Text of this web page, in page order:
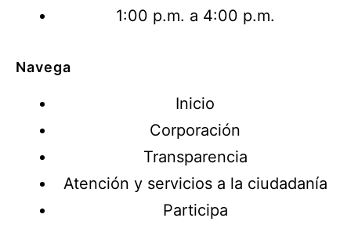
1:00 p.m. a 4:00 p.m.
Navega
Inicio
Corporación
Transparencia
Atención y servicios a la ciudadanía
Participa